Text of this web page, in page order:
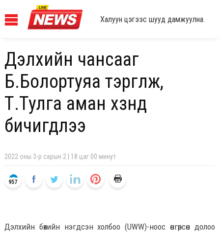
Халуун цэгээс шууд дамжуулна.
Дэлхийн чансааг
Б.Болортуяа тэргүүлж,
Т.Тулга аман хүзүүнд
бичигдлээ
2022 оны 3-р сарын 2 | 18 цаг 00 минут
957
Дэлхийн бөхийн нэгдсэн холбоо (UWW)-ноос өнгөрсөн долоо